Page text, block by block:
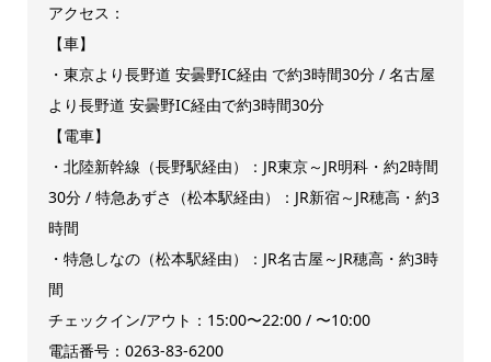
アクセス：
【車】
・東京より長野道 安曇野IC経由 で約3時間30分 / 名古屋
より長野道 安曇野IC経由で約3時間30分
【電車】
・北陸新幹線（長野駅経由）：JR東京～JR明科・約2時間
30分 / 特急あずさ（松本駅経由）：JR新宿～JR穂高・約3
時間
・特急しなの（松本駅経由）：JR名古屋～JR穂高・約3時
間
チェックイン/アウト：15:00〜22:00 / 〜10:00
電話番号：0263-83-6200